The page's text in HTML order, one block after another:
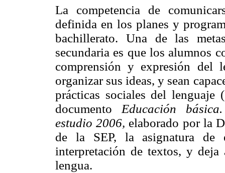
La competencia de
definida en los planes y
bachillerato. Una de las
secundaria es que los alumnos
comprensión y expresión del
organizar sus ideas, y sean
prácticas sociales del
documentoEducación
estudio 2006, elaborado por la
de la SEP, la asignatura de
interpretación de textos, y
lengua.